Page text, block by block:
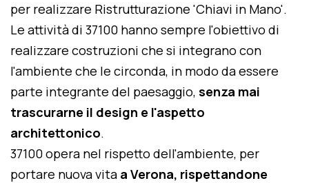
per realizzare Ristrutturazione 'Chiavi in Mano'.
Le attività di 37100 hanno sempre l'obiettivo di
realizzare costruzioni che si integrano con
l'ambiente che le circonda, in modo da essere
parte integrante del paesaggio, senza mai
trascurarne il design e l'aspetto
architettonico.
37100 opera nel rispetto dell'ambiente, per
portare nuova vita a Verona, rispettandone